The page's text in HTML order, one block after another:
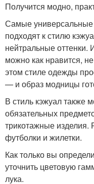
Получится модно,
Самые
подходят к стилю
нейтральные оттенки.
можно как нравится,
этом стиле одежды
— и образ модницы
В стиль кэжуал также
обязательных
трикотажные изделия.
футболки и жилетки.
Как только вы
уточнить цветовую
лука.